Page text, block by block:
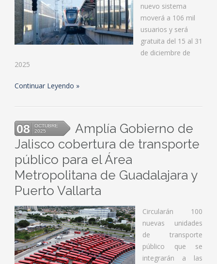
nuevo sistema
moverá a 106 mil
usuarios y será
gratuita del 15 al 31
de diciembre de
2025
Continuar Leyendo
08
OCTUBRE
2025
Amplía Gobierno de
Jalisco cobertura de transporte
público para el Área
Metropolitana de Guadalajara y
Puerto Vallarta
Circularán 100
nuevas unidades
de transporte
público que se
integrarán a las